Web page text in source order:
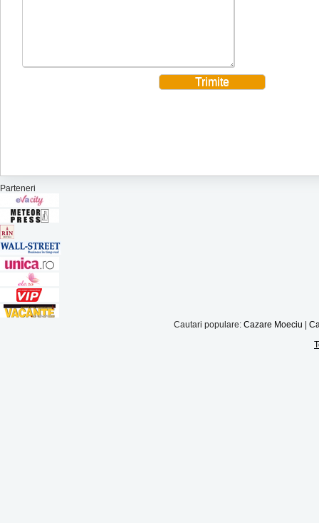
Parteneri
Cautari populare: Cazare Moeciu